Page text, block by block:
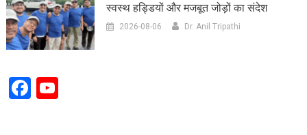
स्वस्थ हड्डियों और मजबूत जोड़ों का संदेश
2026-08-06 Dr. Anil Tripathi
Facebook